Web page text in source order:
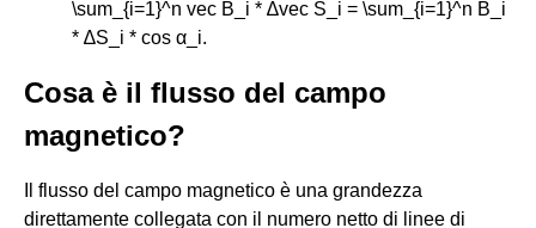
\sum_{i=1}^n vec B_i * ∆vec S_i = \sum_{i=1}^n B_i
* ∆S_i * cos α_i.
Cosa è il flusso del campo
magnetico?
Il flusso del campo magnetico è una grandezza
direttamente collegata con il numero netto di linee di